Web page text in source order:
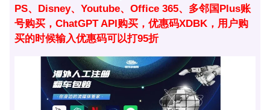
PS、Disney、Youtube、Office 365、多邻国Plus账
号购买，ChatGPT API购买，优惠码XDBK，用户购
买的时候输入优惠码可以打95折